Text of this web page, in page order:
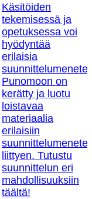
Käsitöiden
tekemisessä ja
opetuksessa voi
hyödyntää
erilaisia
Punomoon on
kerätty ja luotu
loistavaa
materiaalia
erilaisiin
liittyen. Tutustu
suunnittelun eri
mahdollisuuksiin
täältä!